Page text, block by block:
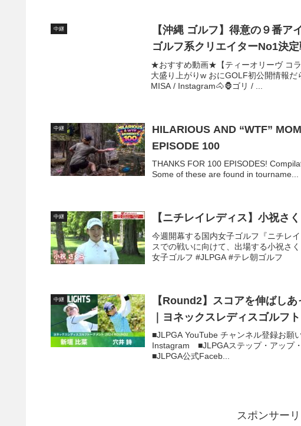
中継
【沖縄 ゴルフ】得意の９番
ゴルフ系クリエイターNo1決
★おすすめ動画★【ティーオリーヴ コ
大盛り上がりw おにGOLF初公開情報
MISA / Instagram🐴🦍ゴリ / ...
中継
HILARIOUS AND “WTF”
EPISODE 100
THANKS FOR 100 EPISODES!
Some of these are found in tourname...
中継 【ニチレイレディス】小祝さ
今週開幕する国内女子ゴルフ『ニチレ
スでの戦いに向けて、出場する小祝さ
女子ゴルフ #JLPGA #テレ朝ゴルフ
中継
【Round2】スコアを伸ばし
｜ヨネックスレディスゴルフ
■JLPGA YouTube チャンネル登録お
Instagram ■JLPGAステップ・アップ
■JLPGA公式Faceb...
スポンサー